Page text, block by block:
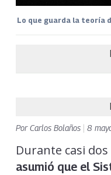
Lo que guarda la teoría
PorCarlos Bolaños 8
Durante casi dos
asumió que el